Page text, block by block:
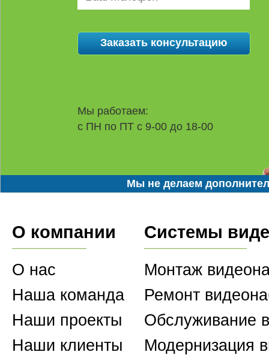
Мы работаем:
с ПН по ПТ с 9-00 до 18-00
Мы не делаем
О компании
О нас
Наша команда
Наши проекты
Наши клиенты
Системы
Монтаж
Ремонт
Обслуживание
Модернизация